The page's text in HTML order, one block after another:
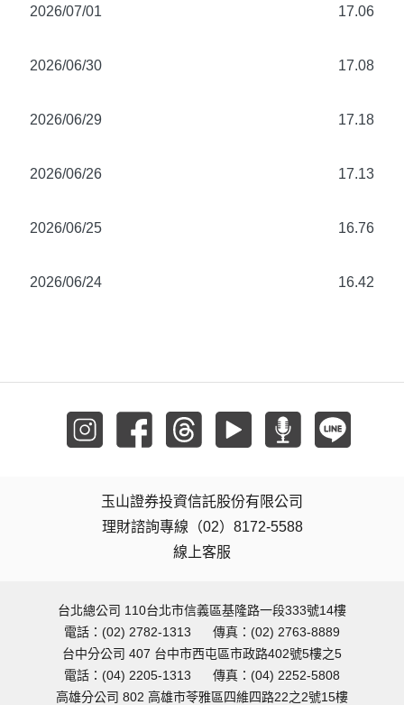
2026/07/01 17.06
2026/06/30 17.08
2026/06/29 17.18
2026/06/26 17.13
2026/06/25 16.76
2026/06/24 16.42
玉山證券投資信託股份有限公司
理財諮詢專線（02）8172-5588
線上客服
台北總公司 110台北市信義區基隆路一段333號14樓
電話：(02) 2782-1313
傳真：(02) 2763-8889
台中分公司 407 台中市西屯區市政路402號5樓之5
電話：(04) 2205-1313
傳真：(04) 2252-5808
高雄分公司 802 高雄市苓雅區四維四路22之2號15樓